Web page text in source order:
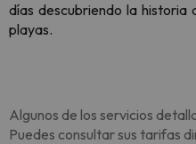
días descubriendo la historia
playas.
Algunos de los servicios
Puedes consultar sus tarifas